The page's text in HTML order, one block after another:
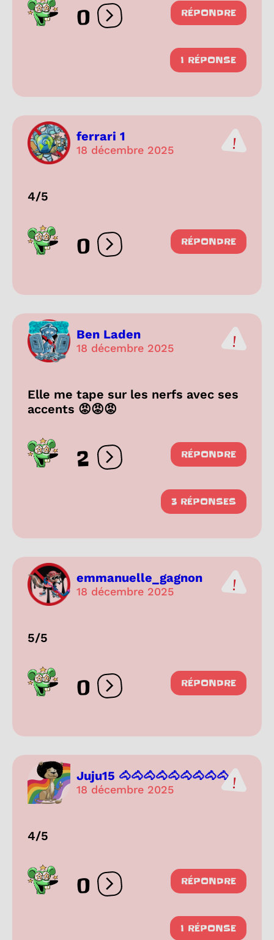
0 Ouvrir les réactions
RÉPONDRE
1 RÉPONSE
ferrari 1
18 décembre 2025
4/5
0 Ouvrir les réactions
RÉPONDRE
Ben Laden
18 décembre 2025
Elle me tape sur les nerfs avec ses
accents 😡😡😡
2 Ouvrir les réactions
RÉPONDRE
3 RÉPONSES
emmanuelle_gagnon
18 décembre 2025
5/5
0 Ouvrir les réactions
RÉPONDRE
Juju15 🐴🐴🐴🐴🐴🐴🐴🐴🐴...
18 décembre 2025
4/5
0 Ouvrir les réactions
RÉPONDRE
1 RÉPONSE